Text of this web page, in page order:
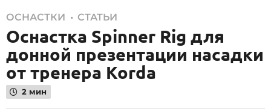
2
2
0
5
.
ОСНАСТКИ ,СТАТЬИ
Оснастка Spinner Rig для
донной презентации насадки
от тренера Korda
2 мин